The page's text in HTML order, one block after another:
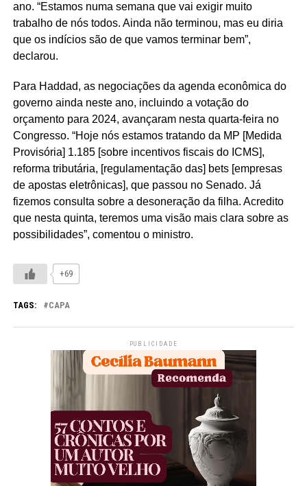
ano. “Estamos numa semana que vai exigir muito
trabalho de nós todos. Ainda não terminou, mas eu diria
que os indícios são de que vamos terminar bem”,
declarou.
Para Haddad, as negociações da agenda econômica do
governo ainda neste ano, incluindo a votação do
orçamento para 2024, avançaram nesta quarta-feira no
Congresso. “Hoje nós estamos tratando da MP [Medida
Provisória] 1.185 [sobre incentivos fiscais do ICMS],
reforma tributária, [regulamentação das] bets [empresas
de apostas eletrônicas], que passou no Senado. Já
fizemos consulta sobre a desoneração da filha. Acredito
que nesta quinta, teremos uma visão mais clara sobre as
possibilidades”, comentou o ministro.
+69
TAGS: CAPA
PUBLICIDADE